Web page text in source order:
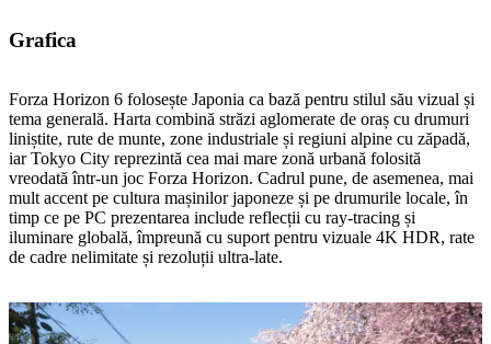
Grafica
Forza Horizon 6 folosește Japonia ca bază pentru stilul său vizual și
tema generală. Harta combină străzi aglomerate de oraș cu drumuri
liniștite, rute de munte, zone industriale și regiuni alpine cu zăpadă,
iar Tokyo City reprezintă cea mai mare zonă urbană folosită
vreodată într‑un joc Forza Horizon. Cadrul pune, de asemenea, mai
mult accent pe cultura mașinilor japoneze și pe drumurile locale, în
timp ce pe PC prezentarea include reflecții cu ray‑tracing și
iluminare globală, împreună cu suport pentru vizuale 4K HDR, rate
de cadre nelimitate și rezoluții ultra‑late.